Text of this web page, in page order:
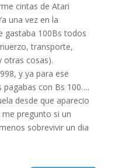
cintas de Atari
una vez en la
gastaba 100Bs todos
transporte,
otras cosas).
y ya para ese
pagabas con Bs 100….
desde que aparecio
pregunto si un
sobrevivir un dia